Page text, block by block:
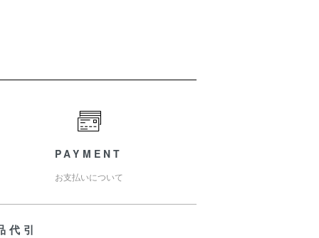
PAYMENT
お支払いについて
代引